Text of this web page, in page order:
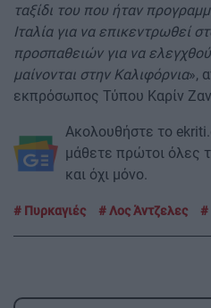
ταξίδι του που ήταν
Ιταλία για να επικεντρωθεί
προσπαθειών για να
μαίνονται στην Καλιφόρνια»,
εκπρόσωπος Τύπου Καρίν
Ακολουθήστε το
μάθετε πρώτοι όλες
και όχι μόνο.
Πυρκαγιές Λος Άντζελες